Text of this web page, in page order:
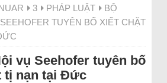
3 PHÁP LUẬT
BỘ
TUYÊN BỐ XIẾT CHẶT
vụ Seehofer tuyên bố
tị nạn tại Đức